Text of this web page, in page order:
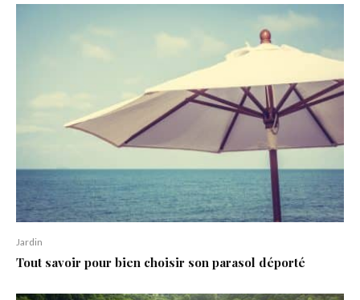
Jardin
Tout savoir pour bien choisir son parasol déporté